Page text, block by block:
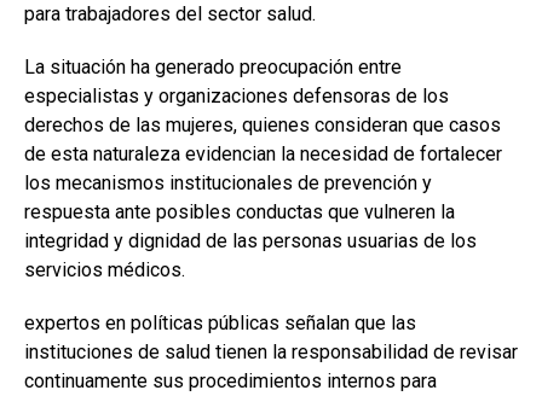
para trabajadores del sector salud.
La situación ha generado preocupación entre
especialistas y organizaciones defensoras de los
derechos de las mujeres, quienes consideran que casos
de esta naturaleza evidencian la necesidad de fortalecer
los mecanismos institucionales de prevención y
respuesta ante posibles conductas que vulneren la
integridad y dignidad de las personas usuarias de los
servicios médicos.
expertos en políticas públicas señalan que las
instituciones de salud tienen la responsabilidad de revisar
continuamente sus procedimientos internos para